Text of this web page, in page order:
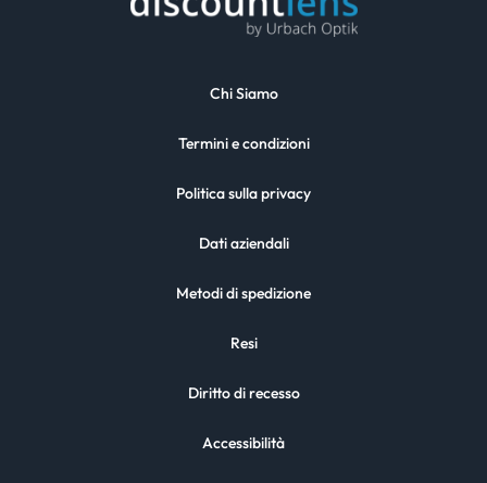
Chi Siamo
Termini e condizioni
Politica sulla privacy
Dati aziendali
Metodi di spedizione
Resi
Diritto di recesso
Accessibilità